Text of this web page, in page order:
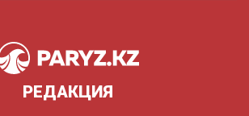
РЕДАКЦИЯ